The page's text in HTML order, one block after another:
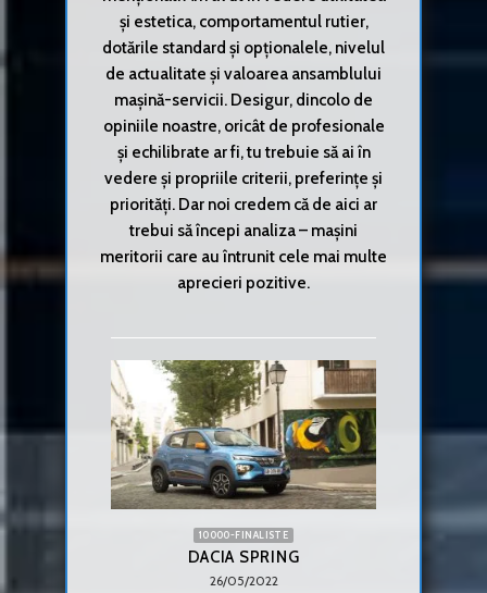
și estetica, comportamentul rutier,
dotările standard și opționalele, nivelul
de actualitate și valoarea ansamblului
mașină-servicii. Desigur, dincolo de
opiniile noastre, oricât de profesionale
și echilibrate ar fi, tu trebuie să ai în
vedere și propriile criterii, preferințe și
priorități. Dar noi credem că de aici ar
trebui să începi analiza – mașini
meritorii care au întrunit cele mai multe
aprecieri pozitive.
10000-FINALISTE
DACIA SPRING
26/05/2022